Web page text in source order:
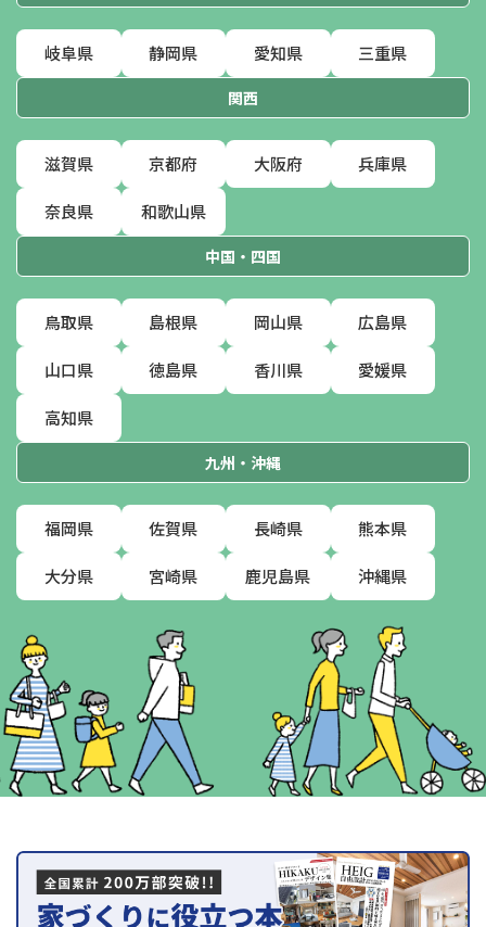
岐阜県 静岡県 愛知県 三重県
関西
滋賀県 京都府 大阪府 兵庫県
奈良県 和歌山県
中国・四国
鳥取県 島根県 岡山県 広島県
山口県 徳島県 香川県 愛媛県
高知県
九州・沖縄
福岡県 佐賀県 長崎県 熊本県
大分県 宮崎県 鹿児島県 沖縄県